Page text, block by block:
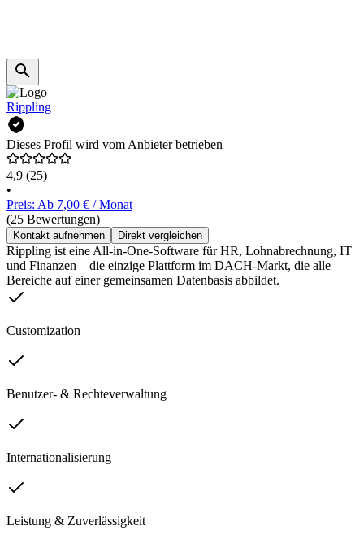
Rippling
Dieses Profil wird vom Anbieter betrieben
4,9 (25)
•
Preis: Ab 7,00 € / Monat
(25 Bewertungen)
Kontakt aufnehmen Direkt vergleichen
Rippling ist eine All-in-One-Software für HR, Lohnabrechnung, IT
und Finanzen – die einzige Plattform im DACH-Markt, die alle
Bereiche auf einer gemeinsamen Datenbasis abbildet.
Customization
Benutzer- & Rechteverwaltung
Internationalisierung
Leistung & Zuverlässigkeit